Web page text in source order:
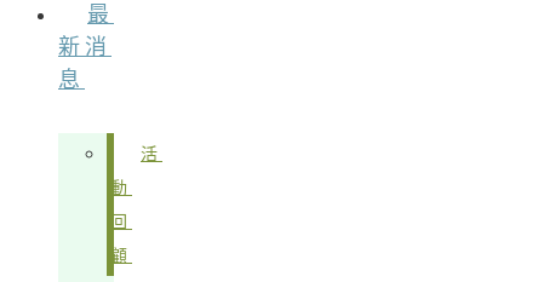
最
新消
息
活
動
回
顧